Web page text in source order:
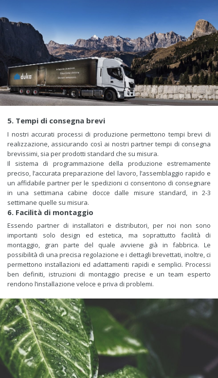
5. Tempi di consegna brevi
I nostri accurati processi di produzione permettono tempi brevi di
realizzazione, assicurando così ai nostri partner tempi di consegna
brevissimi, sia per prodotti standard che su misura.
Il sistema di programmazione della produzione estremamente
preciso, l’accurata preparazione del lavoro, l’assemblaggio rapido e
un affidabile partner per le spedizioni ci consentono di consegnare
in una settimana cabine docce dalle misure standard, in 2-3
settimane quelle su misura.
6. Facilità di montaggio
Essendo partner di installatori e distributori, per noi non sono
importanti solo design ed estetica, ma soprattutto facilità di
montaggio, gran parte del quale avviene già in fabbrica. Le
possibilità di una precisa regolazione e i dettagli brevettati, inoltre, ci
permettono installazioni ed adattamenti rapidi e semplici. Processi
ben definiti, istruzioni di montaggio precise e un team esperto
rendono l’installazione veloce e priva di problemi.